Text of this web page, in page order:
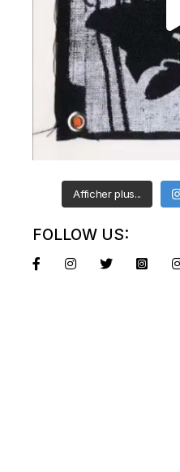
Afficher plus...
FOLLOW US: